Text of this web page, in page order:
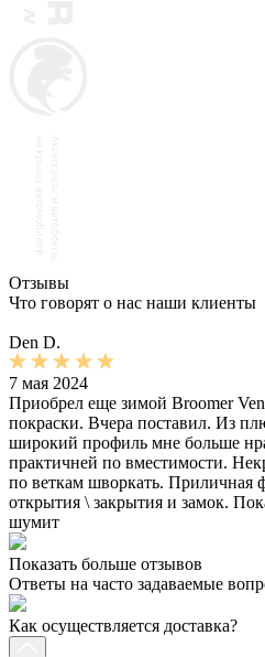
Отзывы
Что говорят о нас наши клиенты
Den D.
7 мая 2024
Приобрел еще зимой Broomer
покраски. Вчера поставил. Из
широкий профиль мне больше
практичней по вместимости.
по веткам шворкать. Приличная
открытия \ закрытия и замок.
шумит
Показать больше отзывов
Ответы на часто задаваемые
Как осуществляется доставка?